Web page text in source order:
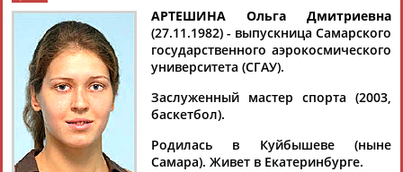
Найдено: 13181персон Расширенный поиск
Аслаудин
АБАЕВ
Елена
АБАИМОВА
Мария
АБАКУМОВА
АБАЛАКИНА
Баскетбол
АРТЕШИНА Ольга Дмитриевна
(27.11.1982) - выпускница Самарского
государственного аэрокосмического
университета (СГАУ).
Заслуженный мастер спорта (2003,
баскетбол).
Родилась в Куйбышеве (ныне
Самара). Живет в Екатеринбурге.